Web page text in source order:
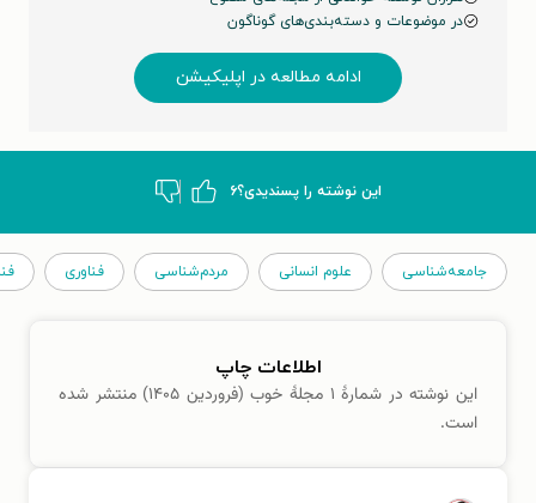
در موضوعات و دسته‌بندی‌های گوناگون
ادامه مطالعه در اپلیکیشن
این نوشته‌ را پسندیدی؟۶
جامعه‌شناسی علوم انسانی مردم‌شناسی فناوری
اطلاعات چاپ
این نوشته در شمارهٔ ۱ مجلهٔ خوب (فروردین ۱۴۰۵) منتشر شده
است.